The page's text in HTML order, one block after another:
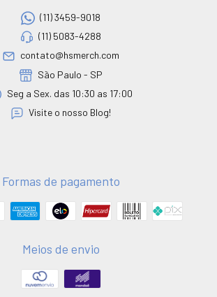
(11) 3459-9018
(11) 5083-4288
contato@hsmerch.com
São Paulo - SP
Seg a Sex. das 10:30 as 17:00
Visite o nosso Blog!
Formas de pagamento
Meios de envio